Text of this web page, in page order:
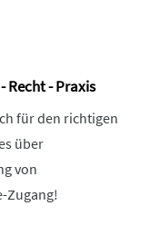
Recht - Praxis
für den richtigen
über
von
Zugang!